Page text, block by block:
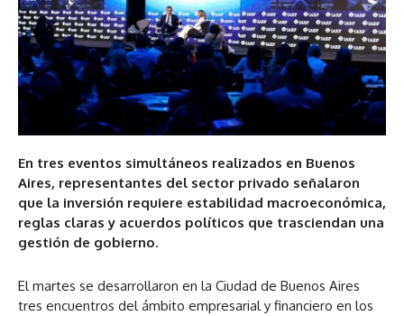
En tres eventos simultáneos realizados en Buenos
Aires, representantes del sector privado señalaron
que la inversión requiere estabilidad macroeconómica,
reglas claras y acuerdos políticos que trasciendan una
gestión de gobierno.
El martes se desarrollaron en la Ciudad de Buenos Aires
tres encuentros del ámbito empresarial y financiero en los